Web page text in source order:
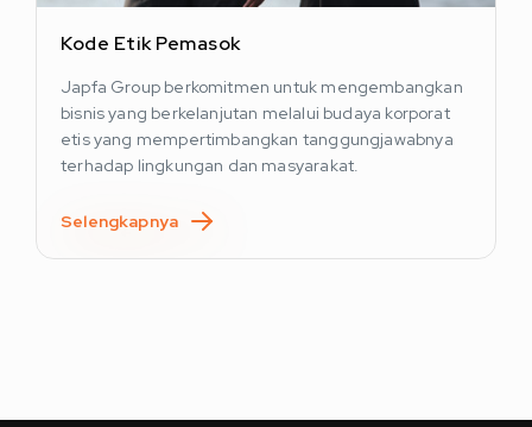
Kode Etik Pemasok
Japfa Group berkomitmen untuk mengembangkan
bisnis yang berkelanjutan melalui budaya korporat
etis yang mempertimbangkan tanggungjawabnya
terhadap lingkungan dan masyarakat.
Selengkapnya